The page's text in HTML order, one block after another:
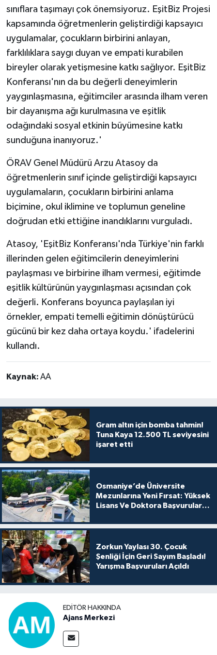
sınıflara taşımayı çok önemsiyoruz. EşitBiz Projesi
kapsamında öğretmenlerin geliştirdiği kapsayıcı
uygulamalar, çocukların birbirini anlayan,
farklılıklara saygı duyan ve empati kurabilen
bireyler olarak yetişmesine katkı sağlıyor. EşitBiz
Konferansı'nın da bu değerli deneyimlerin
yaygınlaşmasına, eğitimciler arasında ilham veren
bir dayanışma ağı kurulmasına ve eşitlik
odağındaki sosyal etkinin büyümesine katkı
sunduğuna inanıyoruz.'
ÖRAV Genel Müdürü Arzu Atasoy da
öğretmenlerin sınıf içinde geliştirdiği kapsayıcı
uygulamaların, çocukların birbirini anlama
biçimine, okul iklimine ve toplumun geneline
doğrudan etki ettiğine inandıklarını vurguladı.
Atasoy, 'EşitBiz Konferansı'nda Türkiye'nin farklı
illerinden gelen eğitimcilerin deneyimlerini
paylaşması ve birbirine ilham vermesi, eğitimde
eşitlik kültürünün yaygınlaşması açısından çok
değerli. Konferans boyunca paylaşılan iyi
örnekler, empati temelli eğitimin dönüştürücü
gücünü bir kez daha ortaya koydu.' ifadelerini
kullandı.
Kaynak: AA
Gram altın için bomba tahmin!
Tuna Kaya 12.500 TL seviyesini
işaret etti
Osmaniye’de Üniversite
Mezunlarına Yeni Fırsat: Yüksek
Lisans Ve Doktora Başvuruları
Zorkun Yaylası 30. Çocuk
Şenliği İçin Geri Sayım Başladı!
Yarışma Başvuruları Açıldı
EDITÖR HAKKINDA
Ajans Merkezi